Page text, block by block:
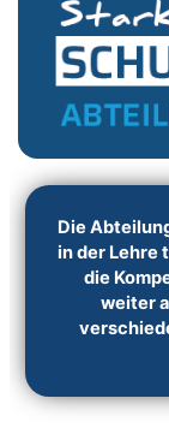
Die
in der Lehre
die
weiter